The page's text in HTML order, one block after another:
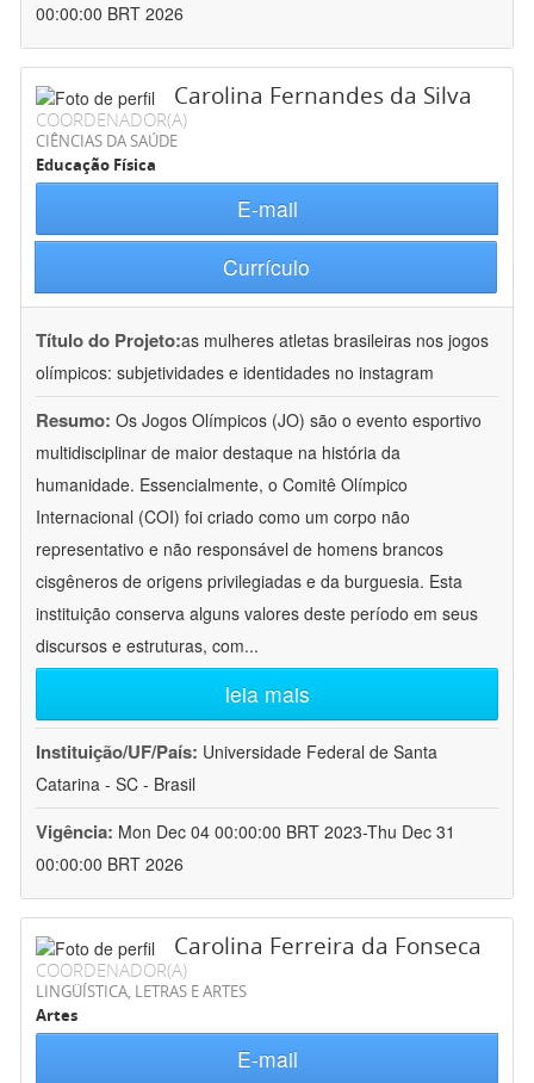
00:00:00 BRT 2026
Carolina Fernandes da Silva
COORDENADOR(A)
CIÊNCIAS DA SAÚDE
Educação Física
E-mail
Currículo
Título do Projeto:as mulheres atletas brasileiras nos jogos
olímpicos: subjetividades e identidades no instagram
Resumo: Os Jogos Olímpicos (JO) são o evento esportivo
multidisciplinar de maior destaque na história da
humanidade. Essencialmente, o Comitê Olímpico
Internacional (COI) foi criado como um corpo não
representativo e não responsável de homens brancos
cisgêneros de origens privilegiadas e da burguesia. Esta
instituição conserva alguns valores deste período em seus
discursos e estruturas, com...
leia mais
Instituição/UF/País: Universidade Federal de Santa
Catarina - SC - Brasil
Vigência: Mon Dec 04 00:00:00 BRT 2023-Thu Dec 31
00:00:00 BRT 2026
Carolina Ferreira da Fonseca
COORDENADOR(A)
LINGÜÍSTICA, LETRAS E ARTES
Artes
E-mail